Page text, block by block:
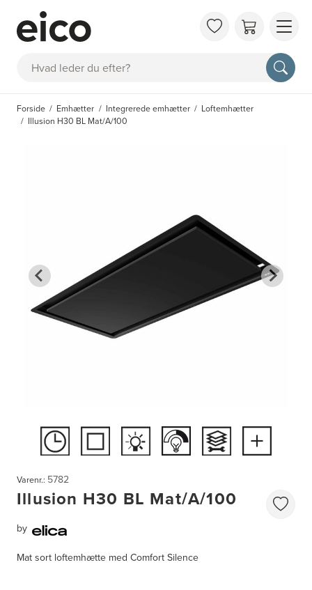
Søg
OM
FAQ
Forside Emhætter Integrerede emhætter
Loftemhætter
Illusion H30 BL Mat/A/100
Varenr.: 5782
Illusion H30 BL Mat/A/100
by
Mat sort loftemhætte med Comfort Silence